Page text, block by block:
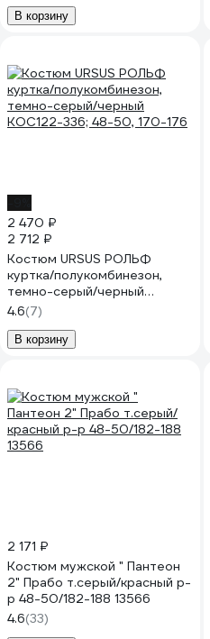
В корзину
2 470 ₽
2 712 ₽
Костюм URSUS РОЛЬФ
куртка/полукомбинезон,
темно-серый/черный
КОС122-336; 48-50, 170-176
4.6(7)
В корзину
2 171 ₽
Костюм мужской " Пантеон
2" Прабо т.серый/красный р-
р 48-50/182-188 13566
4.6(33)